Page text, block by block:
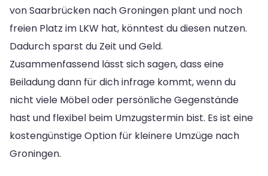
von Saarbrücken nach Groningen plant und noch
freien Platz im LKW hat, könntest du diesen nutzen.
Dadurch sparst du Zeit und Geld.
Zusammenfassend lässt sich sagen, dass eine
Beiladung dann für dich infrage kommt, wenn du
nicht viele Möbel oder persönliche Gegenstände
hast und flexibel beim Umzugstermin bist. Es ist eine
kostengünstige Option für kleinere Umzüge nach
Groningen.